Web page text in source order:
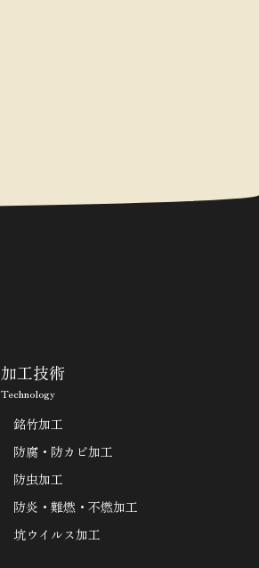
加工技術
Technology
銘竹加工
防腐・防カビ加工
防虫加工
防炎・難燃・不燃加工
坑ウイルス加工